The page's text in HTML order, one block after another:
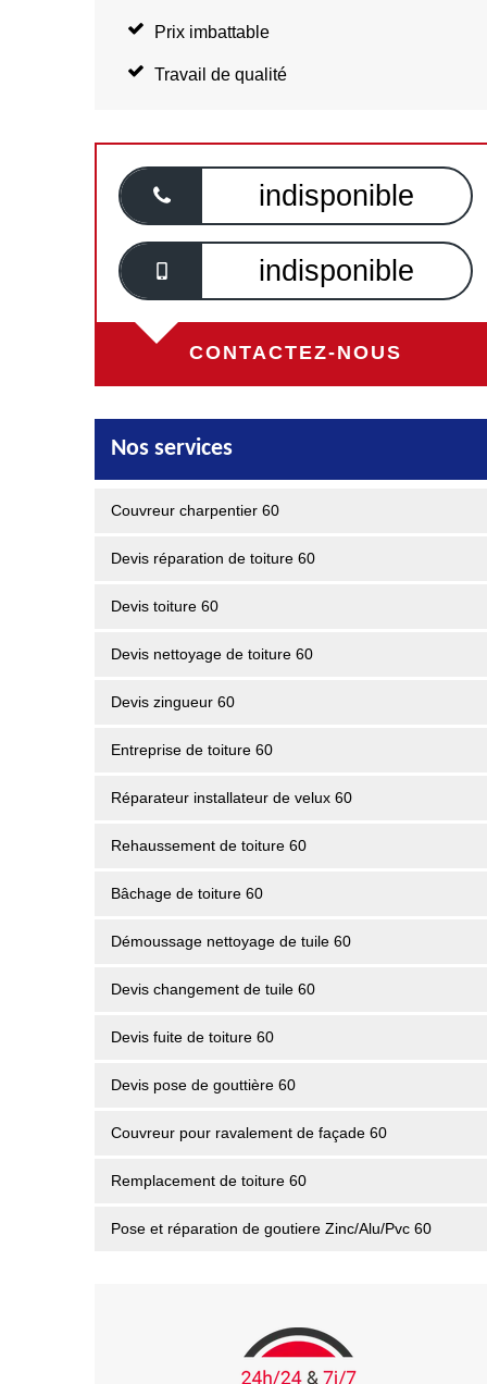
Prix imbattable
Travail de qualité
indisponible
indisponible
CONTACTEZ-NOUS
Nos services
Couvreur charpentier 60
Devis réparation de toiture 60
Devis toiture 60
Devis nettoyage de toiture 60
Devis zingueur 60
Entreprise de toiture 60
Réparateur installateur de velux 60
Rehaussement de toiture 60
Bâchage de toiture 60
Démoussage nettoyage de tuile 60
Devis changement de tuile 60
Devis fuite de toiture 60
Devis pose de gouttière 60
Couvreur pour ravalement de façade 60
Remplacement de toiture 60
Pose et réparation de goutiere Zinc/Alu/Pvc 60